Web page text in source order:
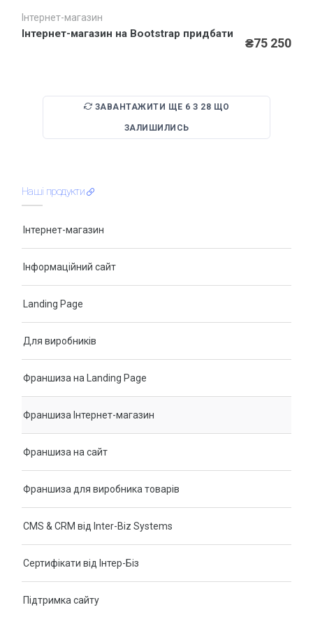
Сайт в оренду або лізинг за спеціальною ціною
Інтернет-магазин
Інтернет-магазин на Bootstrap придбати
₴75 250
ЗАВАНТАЖИТИ ЩЕ 6 З 28 ЩО
ЗАЛИШИЛИСЬ
Наші продукти
Інтернет-магазин
Інформаційний сайт
Landing Page
Для виробників
Франшиза на Landing Page
Франшиза Інтернет-магазин
Франшиза на сайт
Франшиза для виробника товарів
CMS & CRM від Inter-Biz Systems
Сертифікати від Інтер-Біз
Підтримка сайту